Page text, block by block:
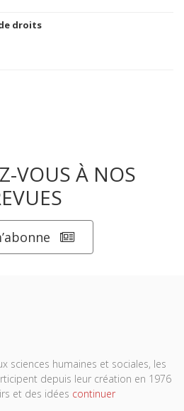
droits
VOUS À NOS
sciences humaines et sociales, les
depuis leur création en 1976
et des idées continuer